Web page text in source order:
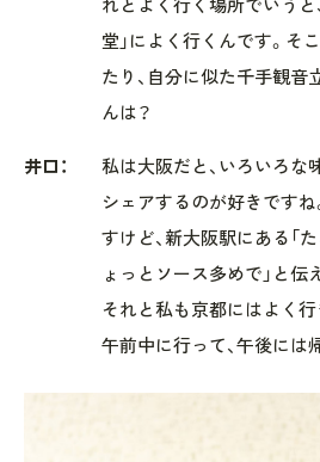
堂」によく行くんです。そ
たり、自分に似た千手観音
んは？
井口：
私は大阪だと、いろいろな
シェアするのが好きです
すけど、新大阪駅にある「
ょっとソース多めで」と伝
それと私も京都にはよく
午前中に行って、午後には